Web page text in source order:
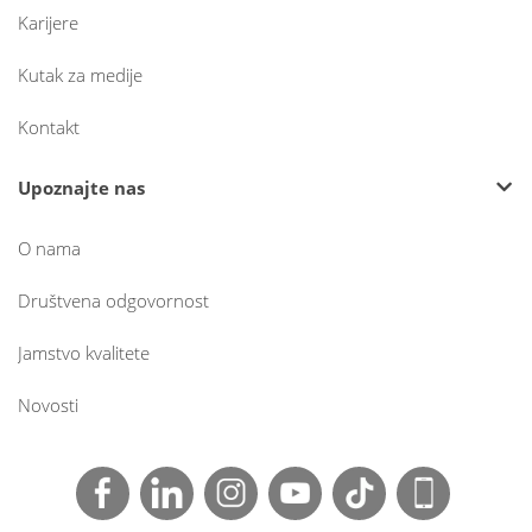
Karijere
Kutak za medije
Kontakt
Upoznajte nas
O nama
Društvena odgovornost
Jamstvo kvalitete
Novosti